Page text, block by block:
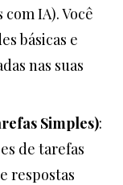
IA). Você
básicas e
nas suas
Simples):
de tarefas
respostas